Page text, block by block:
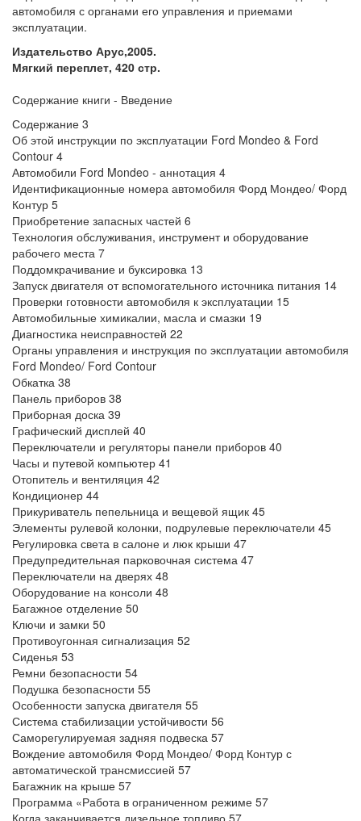
автомобиля с органами его управления и приемами
эксплуатации.
Издательство Арус,2005.
Мягкий переплет, 420 стр.
Содержание книги - Введение
Содержание 3
Об этой инструкции по эксплуатации Ford Mondeo & Ford
Contour 4
Автомобили Ford Mondeo - аннотация 4
Идентификационные номера автомобиля Форд Мондео/ Форд
Контур 5
Приобретение запасных частей 6
Технология обслуживания, инструмент и оборудование
рабочего места 7
Поддомкрачивание и буксировка 13
Запуск двигателя от вспомогательного источника питания 14
Проверки готовности автомобиля к эксплуатации 15
Автомобильные химикалии, масла и смазки 19
Диагностика неисправностей 22
Органы управления и инструкция по эксплуатации автомобиля
Ford Mondeo/ Ford Contour
Обкатка 38
Панель приборов 38
Приборная доска 39
Графический дисплей 40
Переключатели и регуляторы панели приборов 40
Часы и путевой компьютер 41
Отопитель и вентиляция 42
Кондиционер 44
Прикуриватель пепельница и вещевой ящик 45
Элементы рулевой колонки, подрулевые переключатели 45
Регулировка света в салоне и люк крыши 47
Предупредительная парковочная система 47
Переключатели на дверях 48
Оборудование на консоли 48
Багажное отделение 50
Ключи и замки 50
Противоугонная сигнализация 52
Сиденья 53
Ремни безопасности 54
Подушка безопасности 55
Особенности запуска двигателя 55
Система стабилизации устойчивости 56
Саморегулируемая задняя подвеска 57
Вождение автомобиля Форд Мондео/ Форд Контур с
автоматической трансмиссией 57
Багажник на крыше 57
Программа «Работа в ограниченном режиме 57
Когда заканчивается дизельное топливо 57